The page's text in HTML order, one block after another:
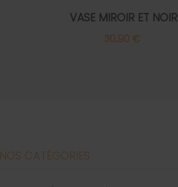
VASE MIROIR ET NOIR
30,90 €
NOS CATÉGORIES